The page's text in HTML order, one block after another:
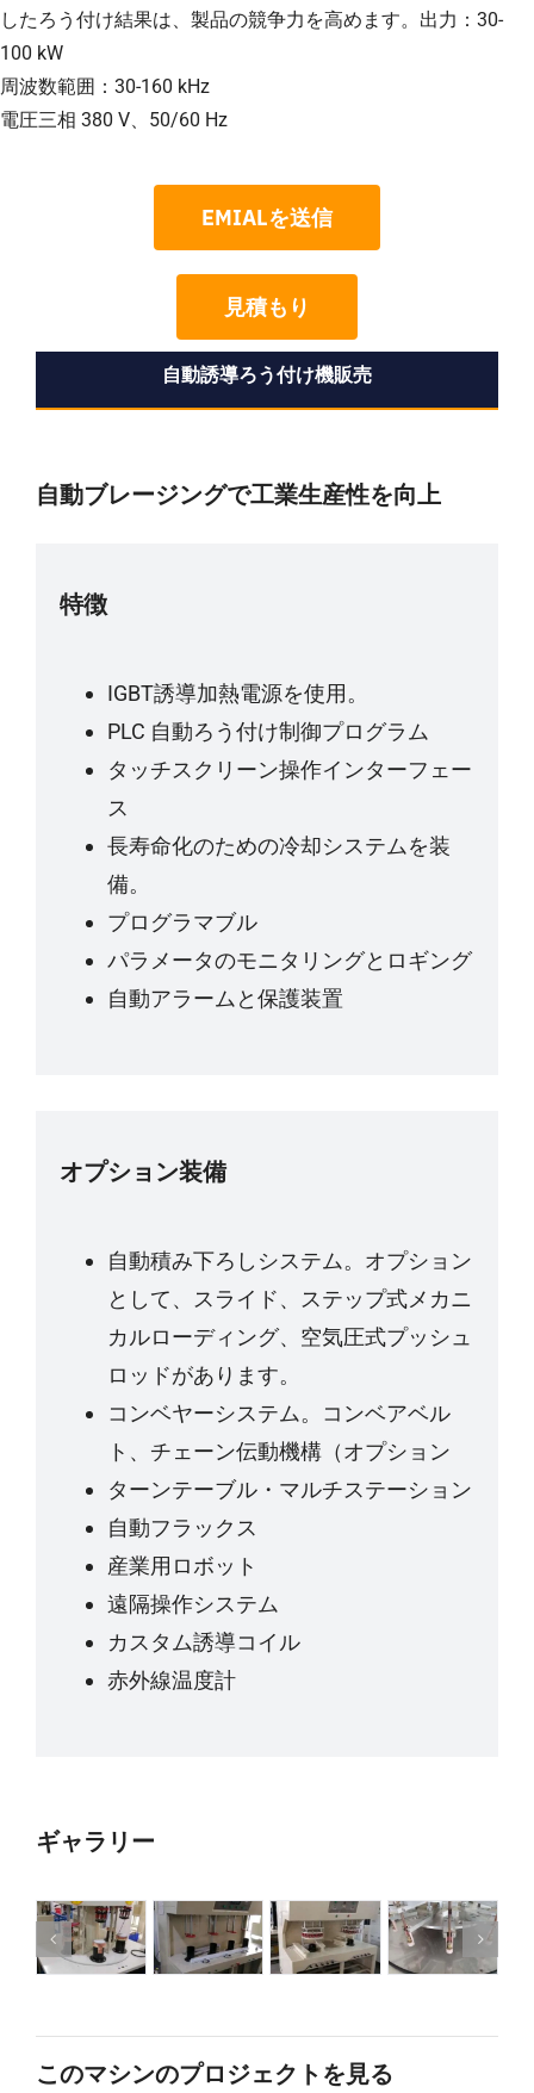
したろう付け結果は、製品の競争力を高めます。出力：30-
100 kW
周波数範囲：30-160 kHz
電圧三相 380 V、50/60 Hz
EMIALを送信
見積もり
自動誘導ろう付け機販売
自動ブレージングで工業生産性を向上
特徴
IGBT誘導加熱電源を使用。
PLC 自動ろう付け制御プログラム
タッチスクリーン操作インターフェー
ス
長寿命化のための冷却システムを装
備。
プログラマブル
パラメータのモニタリングとロギング
自動アラームと保護装置
オプション装備
自動積み下ろしシステム。オプション
として、スライド、ステップ式メカニ
カルローディング、空気圧式プッシュ
ロッドがあります。
コンベヤーシステム。コンベアベル
ト、チェーン伝動機構（オプション
ターンテーブル・マルチステーション
自動フラックス
産業用ロボット
遠隔操作システム
カスタム誘導コイル
赤外線温度計
ギャラリー
このマシンのプロジェクトを見る